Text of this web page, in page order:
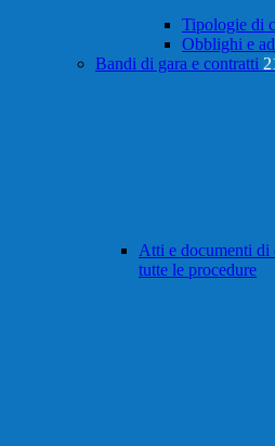
Tipologie di
Obblighi e
Bandi di gara e contratti
Atti e documenti di
tutte le procedure